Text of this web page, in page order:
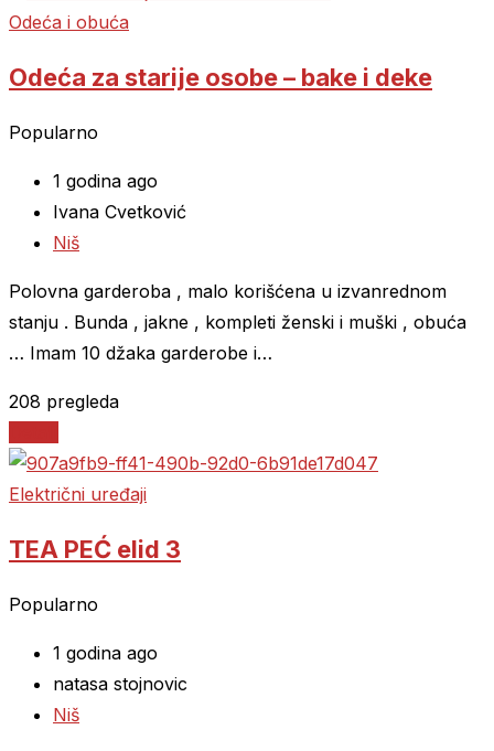
Odeća i obuća
Odeća za starije osobe – bake i deke
Popularno
1 godina ago
Ivana Cvetković
Niš
Polovna garderoba , malo korišćena u izvanrednom
stanju . Bunda , jakne , kompleti ženski i muški , obuća
… Imam 10 džaka garderobe i…
208 pregleda
Električni uređaji
TEA PEĆ elid 3
Popularno
1 godina ago
natasa stojnovic
Niš